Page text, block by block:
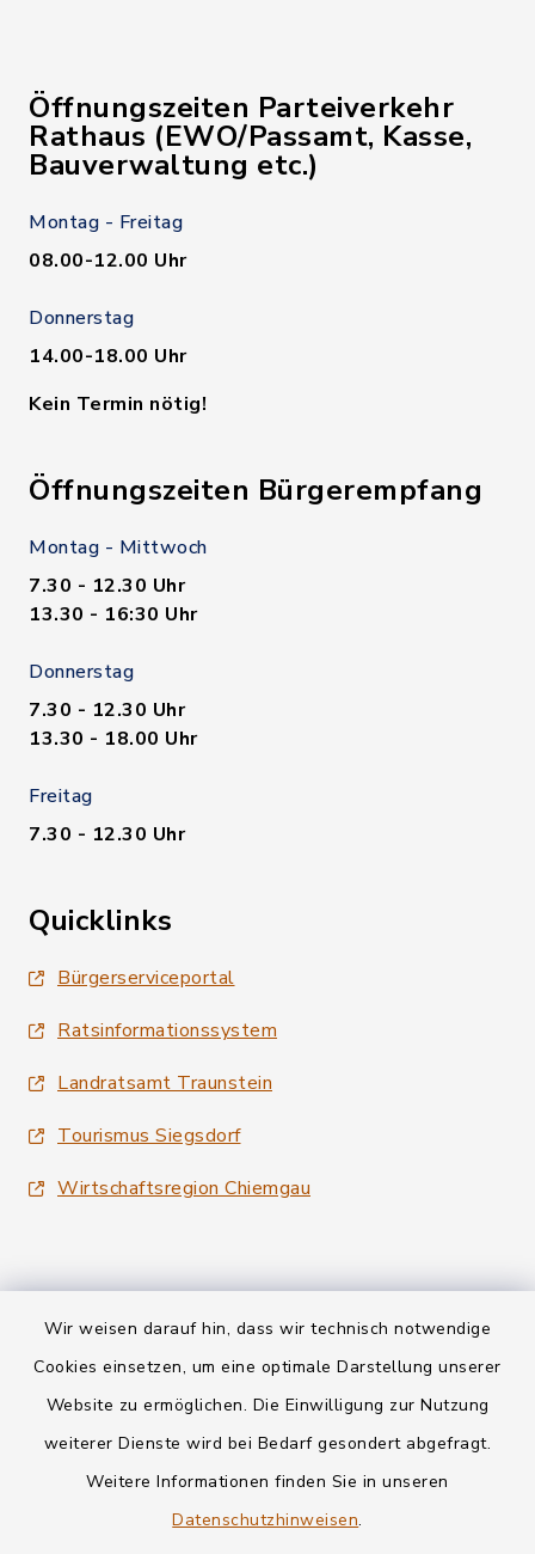
Wir weisen darauf hin, dass wir technisch notwendige
Cookies einsetzen, um eine optimale Darstellung unserer
Website zu ermöglichen. Die Einwilligung zur Nutzung
weiterer Dienste wird bei Bedarf gesondert abgefragt.
Weitere Informationen finden Sie in unseren
Datenschutzhinweisen.
Öffnungszeiten Parteiverkehr
Rathaus (EWO/Passamt, Kasse,
Bauverwaltung etc.)
Montag - Freitag
08.00-12.00 Uhr
Donnerstag
14.00-18.00 Uhr
Kein Termin nötig!
Öffnungszeiten Bürgerempfang
Montag - Mittwoch
7.30 - 12.30 Uhr
13.30 - 16:30 Uhr
Donnerstag
7.30 - 12.30 Uhr
13.30 - 18.00 Uhr
Freitag
7.30 - 12.30 Uhr
Quicklinks
Bürgerserviceportal
Ratsinformationssystem
Landratsamt Traunstein
Tourismus Siegsdorf
Wirtschaftsregion Chiemgau
Kontakt
Informationspflichten